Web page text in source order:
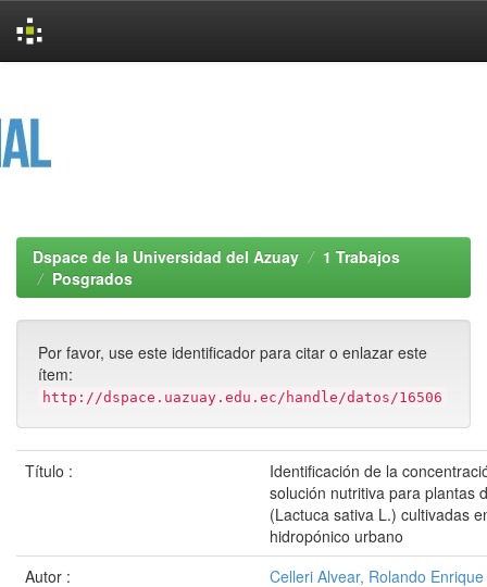
Dspace de la Universidad del Azuay
1 Trabajos
Posgrados
Por favor, use este identificador para citar o enlazar este
ítem:
http://dspace.uazuay.edu.ec/handle/datos/16506
Título :
Identificación de la
solución nutritiva para plantas
(Lactuca sativa L.) cultivadas
hidropónico urbano
Autor :
Celleri Alvear, Rolando Enrique